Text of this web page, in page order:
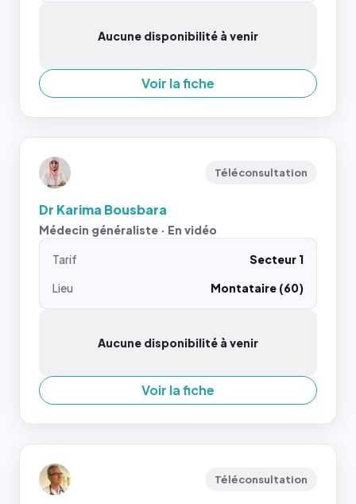
Aucune disponibilité à venir
Voir la fiche
Téléconsultation
Dr Karima Bousbara
Médecin généraliste · En vidéo
Tarif
Secteur 1
Lieu
Montataire (60)
Aucune disponibilité à venir
Voir la fiche
Téléconsultation